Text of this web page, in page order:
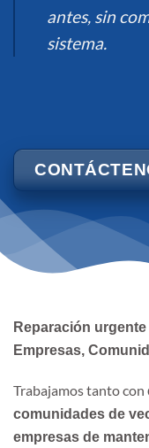
antes, sin
sistema.
Reparación
Empresas,
Trabajamos tanto con
comunidades de
empresas de